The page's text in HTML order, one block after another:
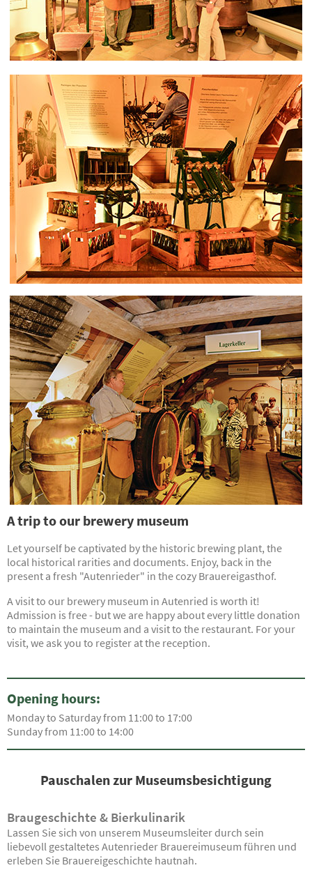
A trip to our brewery museum
Let yourself be captivated by the historic brewing plant, the
local historical rarities and documents. Enjoy, back in the
present a fresh "Autenrieder" in the cozy Brauereigasthof.
A visit to our brewery museum in Autenried is worth it!
Admission is free - but we are happy about every little donation
to maintain the museum and a visit to the restaurant. For your
visit, we ask you to register at the reception.
Opening hours:
Monday to Saturday from 11:00 to 17:00
Sunday from 11:00 to 14:00
Pauschalen zur Museumsbesichtigung
Braugeschichte & Bierkulinarik
Lassen Sie sich von unserem Museumsleiter durch sein
liebevoll gestaltetes Autenrieder Brauereimuseum führen und
erleben Sie Brauereigeschichte hautnah.